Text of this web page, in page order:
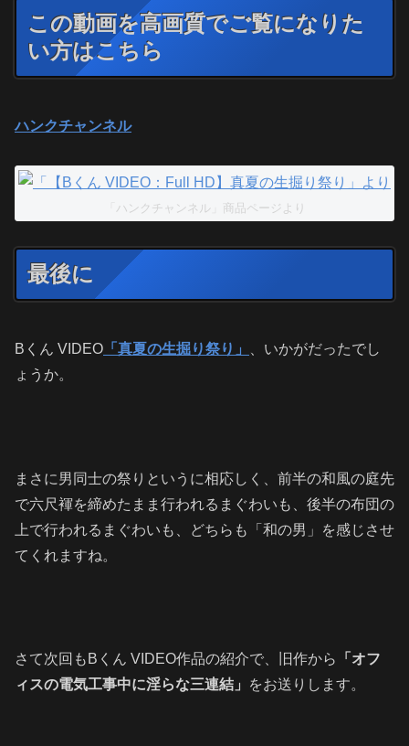
この動画を高画質でご覧になりた
い方はこちら
ハンクチャンネル
「ハンクチャンネル」商品ページより
最後に
Bくん VIDEO 「真夏の生掘り祭り」
、いかがだったでし
ょうか。
まさに男同士の祭りというに相応しく、前半の和風の庭先
で六尺褌を締めたまま行われるまぐわいも、後半の布団の
上で行われるまぐわいも、どちらも「和の男」を感じさせ
てくれますね。
さて次回もBくん VIDEO作品の紹介で、旧作から
「オフ
ィスの電気工事中に淫らな三連結」
をお送りします。